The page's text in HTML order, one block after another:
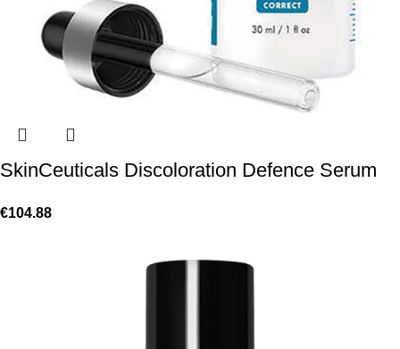
SkinCeuticals Discoloration Defence Serum
€104.88